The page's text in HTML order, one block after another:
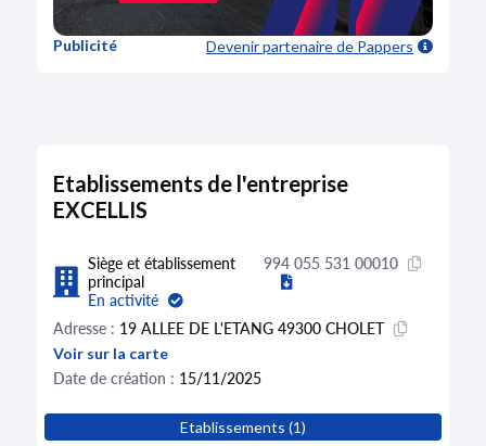
Publicité Devenir partenairede Pappers
Etablissements de l'entreprise
EXCELLIS
Siège et établissement
principal
En activité
994 055 531 00010
Adresse : 19 ALLEE DE L'ETANG 49300 CHOLET
Voir sur la carte
Date de création : 15/11/2025
Etablissements (1)